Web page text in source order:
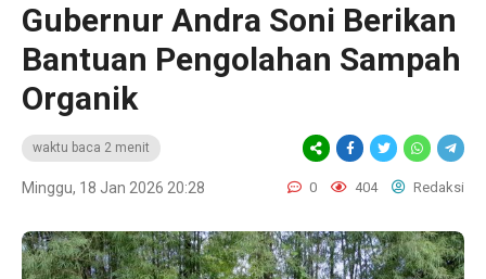
Gubernur Andra Soni Berikan
Bantuan Pengolahan Sampah
Organik
waktu baca 2 menit
Minggu, 18 Jan 2026 20:28 0 404 Redaksi